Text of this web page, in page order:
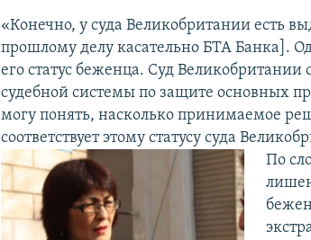
«Конечно, у суда Великобритании есть
прошлому делу касательно БТА Банка].
его статус беженца. Суд Великобритании
судебной системы по защите основных
могу понять, насколько принимаемое
соответствует этому статусу суда
По